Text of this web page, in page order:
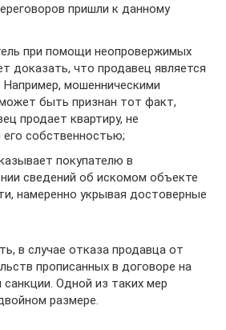
пришли к данному
при помощи неопровержимых
доказать, что продавец является
мошенническими
быть признан тот факт,
продает квартиру, не
собственностью;
покупателю в
сведений об искомом объекте
намеренно укрывая достоверные
в случае отказа продавца от
прописанных в договоре на
Одной из таких мер
размере.